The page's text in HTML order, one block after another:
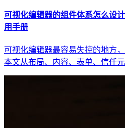
可视化编辑器的组件体系怎么设
用手册
可视化编辑器最容易失控的地方
本文从布局、内容、表单、信任
让页面不是“每次重搭”，而是可